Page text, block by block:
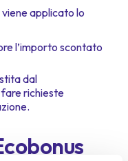
applicato lo
l’importo scontato
dal
fare richieste